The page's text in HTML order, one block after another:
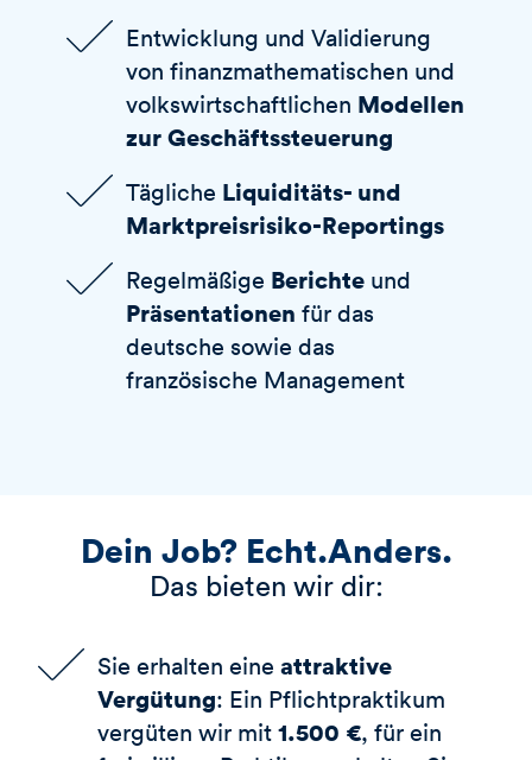
Entwicklung und Validierung
von finanzmathematischen und
volkswirtschaftlichen Modellen
zur Geschäftssteuerung
Tägliche Liquiditäts- und
Marktpreisrisiko-Reportings
Regelmäßige Berichte und
Präsentationen für das
deutsche sowie das
französische Management
Dein Job? Echt.Anders.
Das bieten wir dir:
Sie erhalten eine attraktive
Vergütung: Ein Pflichtpraktikum
vergüten wir mit1.500 €, für ein